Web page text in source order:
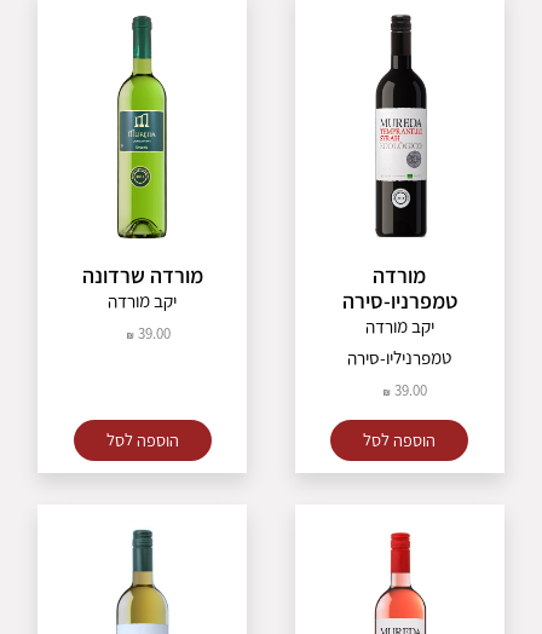
מורדה
טמפרניו-סירה
יקב מורדה
טמפרניליו-סירה
39.00
הוספה לסל
מורדה שרדונה
יקב מורדה
39.00
הוספה לסל